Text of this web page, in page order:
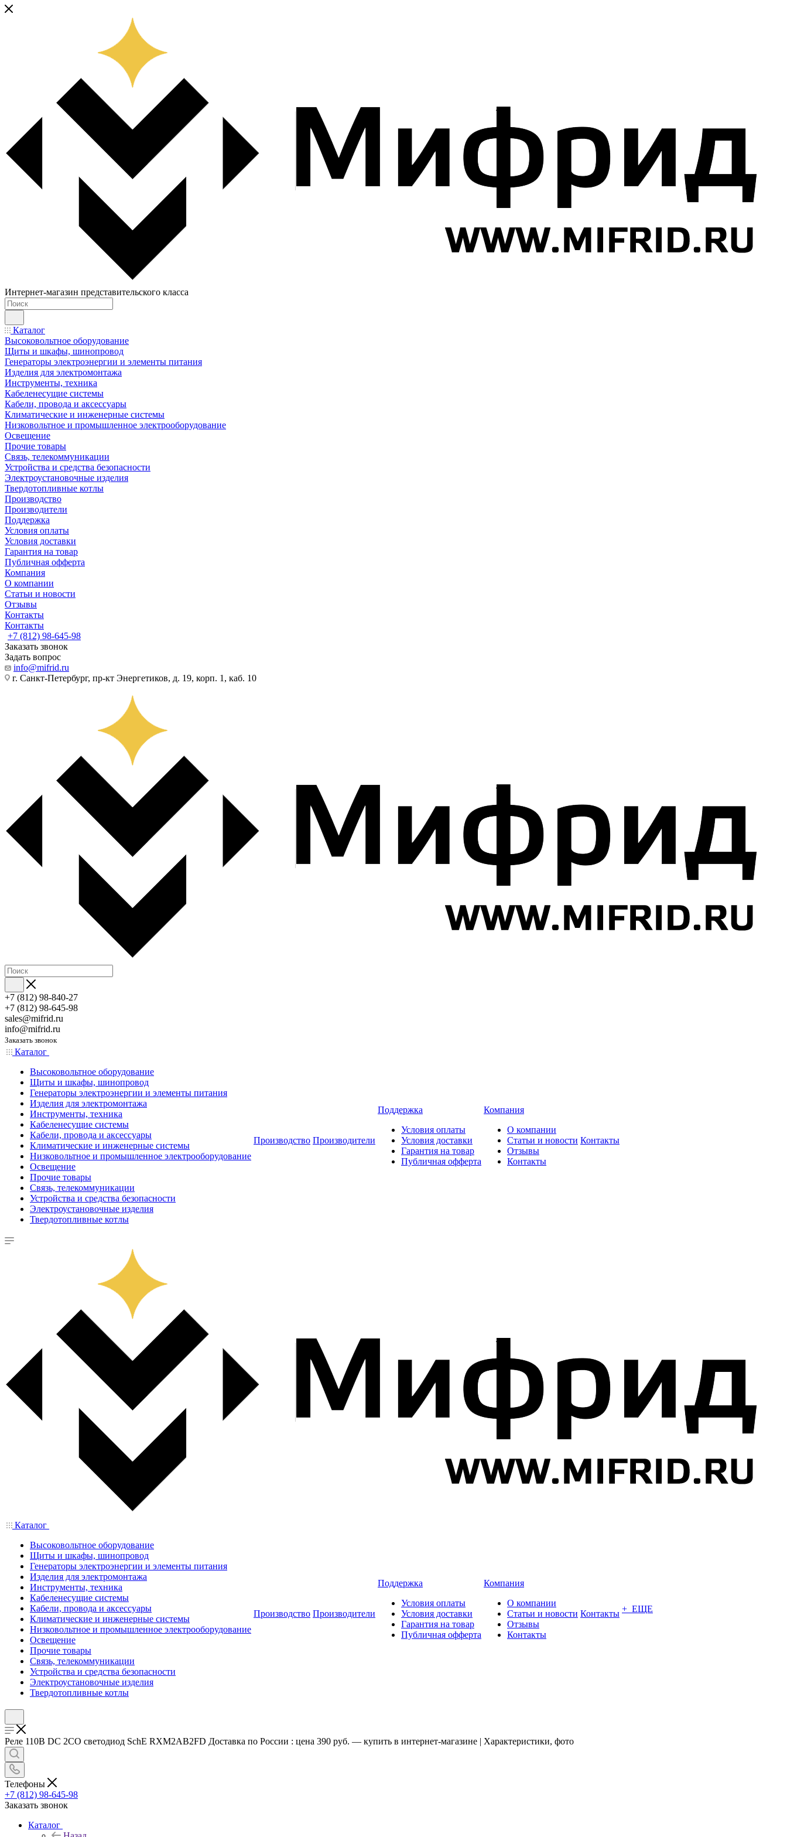
Интернет-магазин представительского класса
Каталог
Высоковольтное оборудование
Щиты и шкафы, шинопровод
Генераторы электроэнергии и элементы питания
Изделия для электромонтажа
Инструменты, техника
Кабеленесущие системы
Кабели, провода и аксессуары
Климатические и инженерные системы
Низковольтное и промышленное электрооборудование
Освещение
Прочие товары
Связь, телекоммуникации
Устройства и средства безопасности
Электроустановочные изделия
Твердотопливные котлы
Производство
Производители
Поддержка
Условия оплаты
Условия доставки
Гарантия на товар
Публичная офферта
Компания
О компании
Статьи и новости
Отзывы
Контакты
Контакты
+7 (812) 98-645-98
Заказать звонок
Задать вопрос
info@mifrid.ru
г. Санкт-Петербург, пр-кт Энергетиков, д. 19, корп. 1, каб. 10
+7 (812) 98-840-27
+7 (812) 98-645-98
sales@mifrid.ru
info@mifrid.ru
Заказать звонок
Каталог
Высоковольтное оборудование
Щиты и шкафы, шинопровод
Генераторы электроэнергии и элементы питания
Изделия для электромонтажа
Инструменты, техника
Кабеленесущие системы
Кабели, провода и аксессуары
Климатические и инженерные системы
Низковольтное и промышленное электрооборудование
Освещение
Прочие товары
Связь, телекоммуникации
Устройства и средства безопасности
Электроустановочные изделия
Твердотопливные котлы
Производство Производители
Поддержка
Условия оплаты
Условия доставки
Гарантия на товар
Публичная офферта
Компания
О компании
Статьи и новости
Отзывы
Контакты
Контакты
Каталог
Высоковольтное оборудование
Щиты и шкафы, шинопровод
Генераторы электроэнергии и элементы питания
Изделия для электромонтажа
Инструменты, техника
Кабеленесущие системы
Кабели, провода и аксессуары
Климатические и инженерные системы
Низковольтное и промышленное электрооборудование
Освещение
Прочие товары
Связь, телекоммуникации
Устройства и средства безопасности
Электроустановочные изделия
Твердотопливные котлы
Производство Производители
Поддержка
Условия оплаты
Условия доставки
Гарантия на товар
Публичная офферта
Компания
О компании
Статьи и новости
Отзывы
Контакты
Контакты + ЕЩЕ
Реле 110В DC 2CO светодиод SchE RXM2AB2FD Доставка по России : цена 390 руб. — купить в интернет-магазине | Характеристики, фото
Телефоны
+7 (812) 98-645-98
Заказать звонок
Каталог